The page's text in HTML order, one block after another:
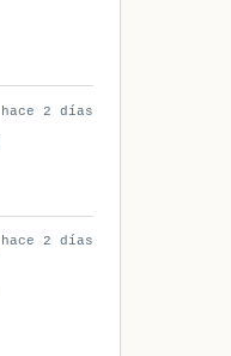
hace 2 días
hace 2 días